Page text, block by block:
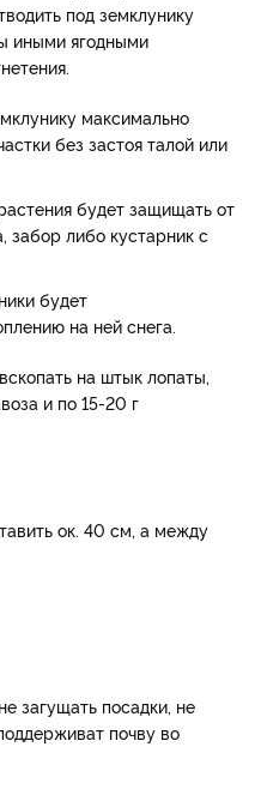
под земклунику
иными ягодными
максимально
без застоя талой или
будет защищать от
забор либо кустарник с
будет
на ней снега.
на штык лопаты,
и по 15-20 г
ок. 40 см, а между
загущать посадки, не
почву во